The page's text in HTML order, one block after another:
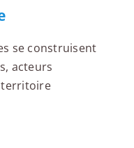
se construisent
acteurs
territoire